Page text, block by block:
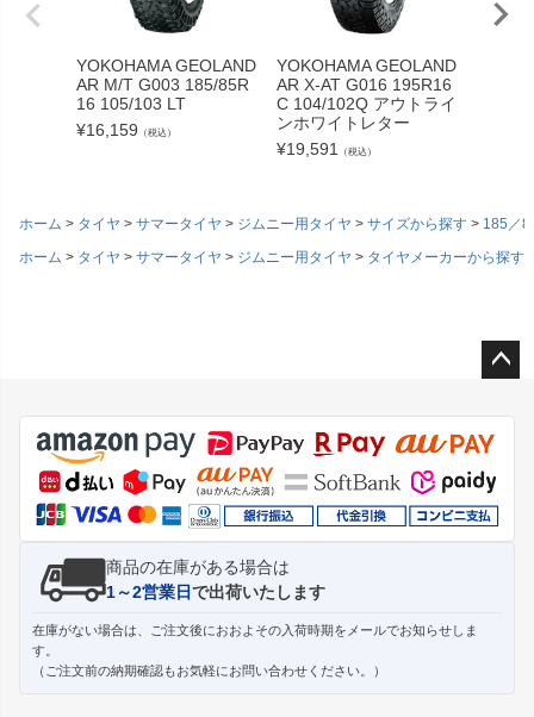
YOKOHAMA GEOLAND
AR M/T G003 185/85R
16 105/103 LT
¥16,159 （税込）
YOKOHAMA GEOLAND
AR X-AT G016 195R16
C 104/102Q アウトライ
ンホワイトレター
¥19,591 （税込）
ホーム タイヤ サマータイヤ ジムニー用タイヤ サイズから探す
185／
ホーム
タイヤ サマータイヤ ジムニー用タイヤ タイヤメーカーから探す
ジト
ップ
へ
商品の在庫がある場合は
1～2営業日で出荷いたします
在庫がない場合は、ご注文後におおよその入荷時期をメールでお知らせしま
す。
（ご注文前の納期確認もお気軽にお問い合わせください。）